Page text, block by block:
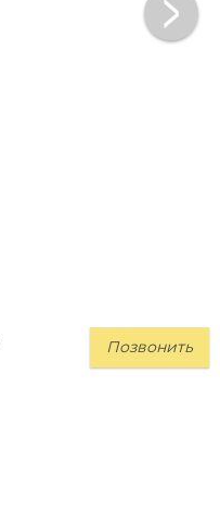
Позвонить